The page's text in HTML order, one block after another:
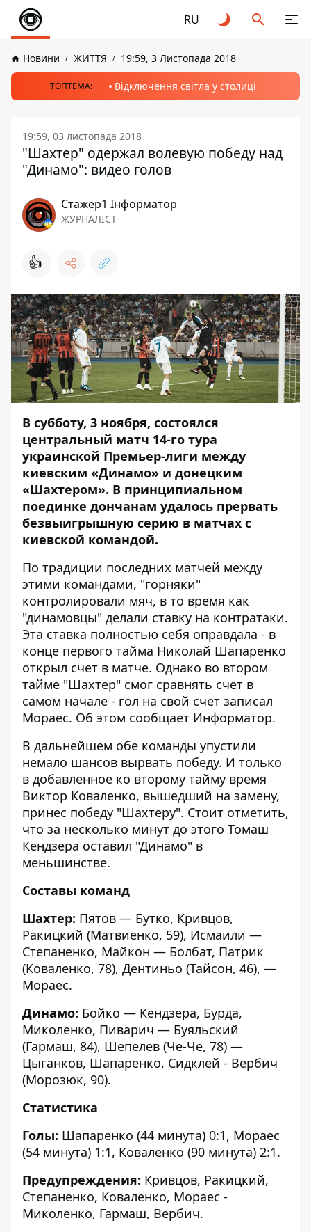
RU
Новини ЖИТТЯ 19:59, 3 Листопада 2018
ТОПТЕМА: Відключення світла у столиці
19:59, 03 листопада 2018
"Шахтер" одержал волевую победу над
"Динамо": видео голов
Стажер1 Інформатор
ЖУРНАЛІСТ
👍
В субботу, 3 ноября, состоялся
центральный матч 14-го тура
украинской Премьер-лиги между
киевским «Динамо» и донецким
«Шахтером». В принципиальном
поединке дончанам удалось прервать
безвыигрышную серию в матчах с
киевской командой.
По традиции последних матчей между
этими командами, "горняки"
контролировали мяч, в то время как
"динамовцы" делали ставку на контратаки.
Эта ставка полностью себя оправдала - в
конце первого тайма Николай Шапаренко
открыл счет в матче. Однако во втором
тайме "Шахтер" смог сравнять счет в
самом начале - гол на свой счет записал
Мораес. Об этом сообщает Информатор.
В дальнейшем обе команды упустили
немало шансов вырвать победу. И только
в добавленное ко второму тайму время
Виктор Коваленко, вышедший на замену,
принес победу "Шахтеру". Стоит отметить,
что за несколько минут до этого Томаш
Кендзера оставил "Динамо" в
меньшинстве.
Составы команд
Шахтер: Пятов — Бутко, Кривцов,
Ракицкий (Матвиенко, 59), Исмаили —
Степаненко, Майкон — Болбат, Патрик
(Коваленко, 78), Дентиньо (Тайсон, 46), —
Мораес.
Динамо: Бойко — Кендзера, Бурда,
Миколенко, Пиварич — Буяльский
(Гармаш, 84), Шепелев (Че-Че, 78) —
Цыганков, Шапаренко, Сидклей - Вербич
(Морозюк, 90).
Статистика
Голы: Шапаренко (44 минута) 0:1, Мораес
(54 минута) 1:1, Коваленко (90 минута) 2:1.
Предупреждения: Кривцов, Ракицкий,
Степаненко, Коваленко, Мораес -
Миколенко, Гармаш, Вербич.